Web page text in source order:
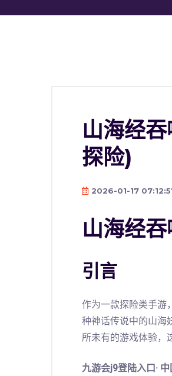
山海经
探险)
2026-01-17
山海经
引言
作为一款探险类手游
种神话传说中的山海
所未有的游戏体验，
九游会j9登陆入口·